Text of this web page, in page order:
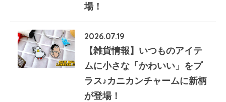
場！
2026.07.19
【雑貨情報】いつものアイテ
ムに小さな「かわいい」をプ
ラス♪カニカンチャームに新柄
が登場！